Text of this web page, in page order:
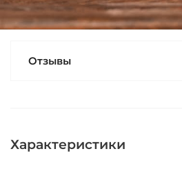
Отзывы
Характеристики